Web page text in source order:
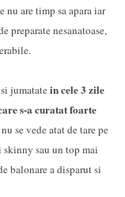
nu are timp sa apara iar
preparate nesanatoase,
jumatatein cele 3 zile
s-a curatat foarte
se vede atat de tare pe
skinny sau un top mai
balonare a disparut si